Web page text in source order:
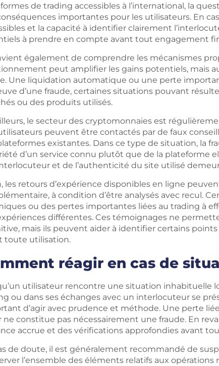
de trading accessibles à l’international, la
importantes pour les utilisateurs. En
et la capacité à identifier clairement
à prendre en compte avant tout engagement
également de comprendre les mécanismes
peut amplifier les gains potentiels, mais
Une liquidation automatique ou une perte
d’une fraude, certaines situations pouvant
ou des produits utilisés.
le secteur des cryptomonnaies est
peuvent être contactés par de faux
existantes. Dans ce type de situation, la
d’un service connu plutôt que de la plateforme
et de l’authenticité du site utilisé
les retours d’expérience disponibles en ligne
à condition d’être analysés avec recul.
ou des pertes importantes liées au trading à
différentes. Ces témoignages ne
mais ils peuvent aider à identifier certains
toute utilisation.
réagir en cas de
utilisateur rencontre une situation inhabituelle
ou dans ses échanges avec un interlocuteur se
d’agir avec prudence et méthode. Une perte
ne constitue pas nécessairement une fraude. En
accrue et des vérifications approfondies avant
de doute, il est généralement recommandé de
l’ensemble des éléments relatifs aux opérations